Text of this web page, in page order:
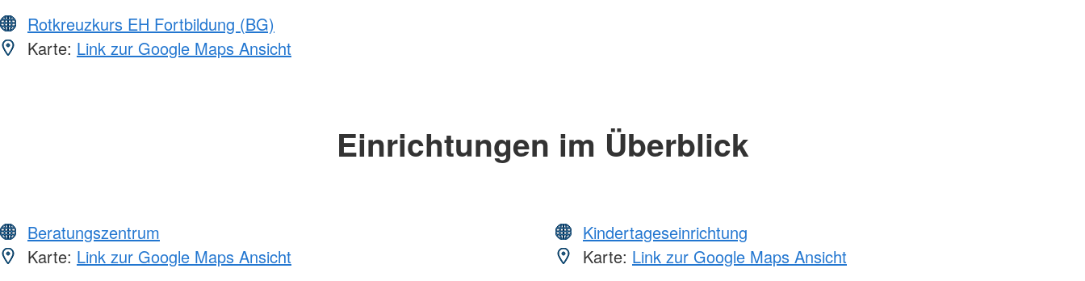
Rotkreuzkurs EH Fortbildung (BG)
Karte: Link zur Google Maps Ansicht
Einrichtungen im Überblick
Beratungszentrum
Karte: Link zur Google Maps Ansicht
Kindertageseinrichtung
Karte: Link zur Google Maps Ansicht